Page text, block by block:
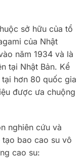
sở hữu của tổ
của Nhật
năm 1934 và là
tại Nhật Bản. Kể
hơn 80 quốc gia
được ưa chuộng
nghiên cứu và
bao cao su vô
cao su: